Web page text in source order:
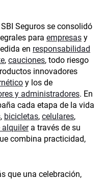
Seguros se consolidó
para empresas y
en responsabilidad
, cauciones, todo riesgo
innovadores
y los de
y administradores. En
cada etapa de la vida
, bicicletas, celulares,
alquilera través de su
combina practicidad,
que una celebración,